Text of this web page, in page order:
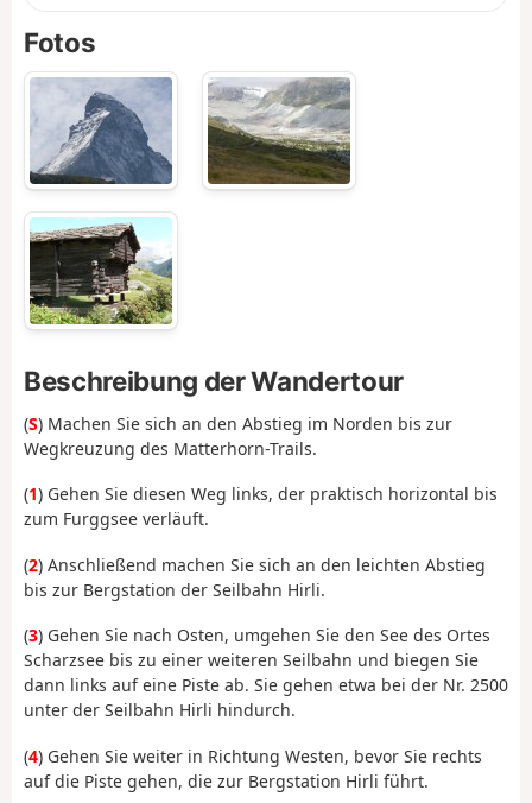
Fotos
Beschreibung der Wandertour
(S) Machen Sie sich an den Abstieg im Norden bis zur
Wegkreuzung des Matterhorn-Trails.
(1) Gehen Sie diesen Weg links, der praktisch horizontal bis
zum Furggsee verläuft.
(2) Anschließend machen Sie sich an den leichten Abstieg
bis zur Bergstation der Seilbahn Hirli.
(3) Gehen Sie nach Osten, umgehen Sie den See des Ortes
Scharzsee bis zu einer weiteren Seilbahn und biegen Sie
dann links auf eine Piste ab. Sie gehen etwa bei der Nr. 2500
unter der Seilbahn Hirli hindurch.
(4) Gehen Sie weiter in Richtung Westen, bevor Sie rechts
auf die Piste gehen, die zur Bergstation Hirli führt.